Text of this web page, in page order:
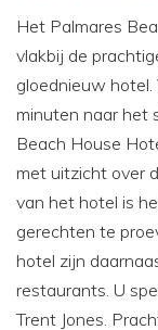
Het Palmares
vlakbij de
gloednieuw
minuten naar het
Beach House
met uitzicht over
van het hotel is
gerechten te
hotel zijn
restaurants. U
Trent Jones.